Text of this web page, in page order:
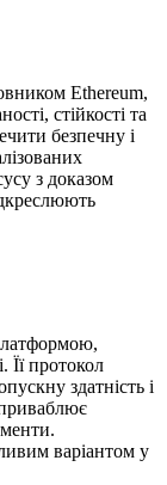
Ethereum,
стійкості та
безпечну і
з доказом
Її протокол
здатність і
варіантом у